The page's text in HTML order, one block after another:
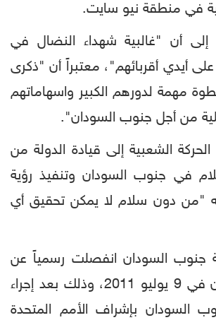
في منطقة نيو سايت.
إلى أن "غالبية شهداء النضال في
أيدي أقربائهم"، معتبراً أن "ذكرى
مهمة لدورهم الكبير واسهاماتهم
من أجل جنوب السودان".
الشعبية إلى قيادة الدولة من
في جنوب السودان وتنفيذ رؤية
"من دون سلام لا يمكن تحقيق أي
جنوب السودان انفصلت رسمياً عن
جمهورية السودان في 9 يوليو 2011، وذلك بعد إجراء
السودان بإشراف الأمم المتحدة